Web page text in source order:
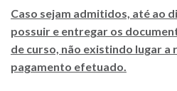
Caso sejam admitidos, até ao
possuir e entregar os
de curso, não existindo lugar a
pagamento efetuado.